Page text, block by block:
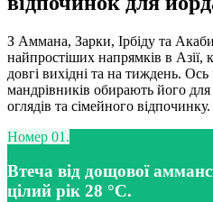
З Аммана, Зарки, Ірбіду та
найпростіших напрямків в Азії,
довгі вихідні та на тиждень.
мандрівників обирають його
оглядів та сімейного відпочинку.
Номер 01.
Втеча від дощової
цілий рік 28 °C.